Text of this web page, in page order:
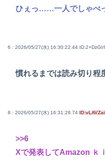
ひぇっ……一人でしゃべ
6 : 2026/05/27(水) 16:30:22.44
慣れるまでは読み切り程
8 : 2026/05/27(水) 16:31:28.74
>>6
Xで発表してAmazon ｋ